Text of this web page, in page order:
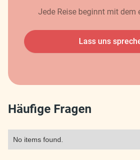
Jede Reise beginnt mit dem
Lass uns
Häufige Fragen
No items found.